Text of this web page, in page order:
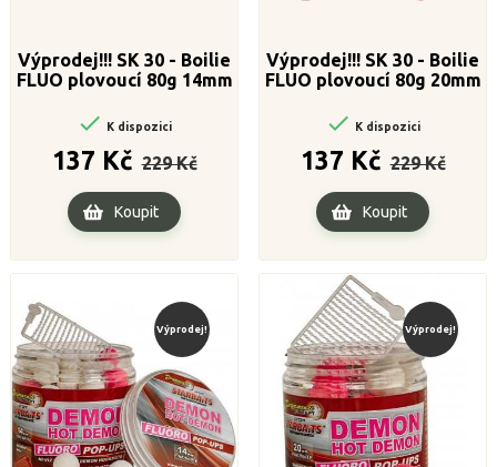
Výprodej!!! SK 30 - Boilie
FLUO plovoucí 80g 14mm
 K dispozici
137 Kč cena
229 Kč
Koupit
Výprodej!!! SK 30 - Boilie
FLUO plovoucí 80g 20mm
 K dispozici
137 Kč cena
229 Kč
Koupit
Výprodej! Výprodej!